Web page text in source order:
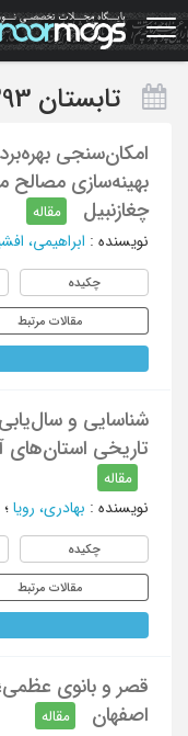
Skip
to
main
تابستان 1393 - شماره 65
امکان‌سنجی
بهینه‌سازی مصالح
چغازنبیل
مقاله
نویسنده : ابراهیمی،
چکیده
مقالات مرتبط
شناسایی و
تاریخی استان‌های
مقاله
نویسنده : بهادری، رویا ؛
چکیده
مقالات مرتبط
قصر و بانوی
اصفهان
مقاله